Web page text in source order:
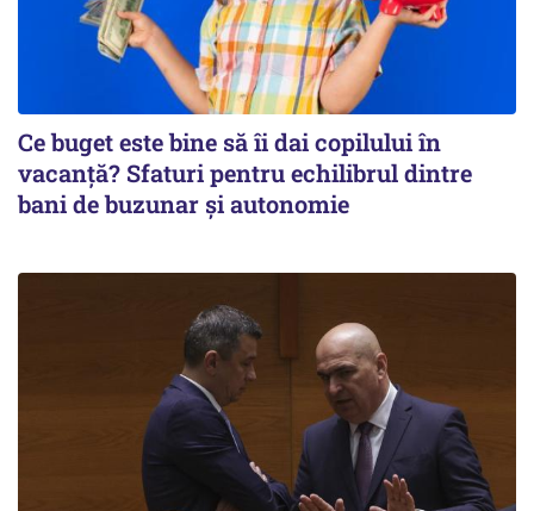
Ce buget este bine să îi dai copilului în
vacanță? Sfaturi pentru echilibrul dintre
bani de buzunar și autonomie